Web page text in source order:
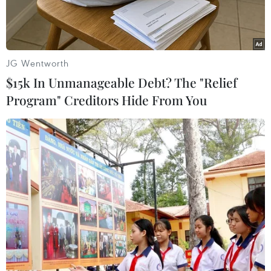
VFF chấm dứt hợp đồng với HLV Philippe Troussier ngay sau
trận thua Indonesia.
Chỉ hai giờ sau trận thua Indonesia 0-3 ngay
trên sân Mỹ Đình tại Vòng loại thứ 2 World Cup
2026, Liên đoàn Bóng đá Việt Nam đã đạt được
thỏa thuận chấm dứt hợp đồng với Huấn luyện
JG Wentworth
$15k In Unmanageable Debt? The "Relief
Program" Creditors Hide From You